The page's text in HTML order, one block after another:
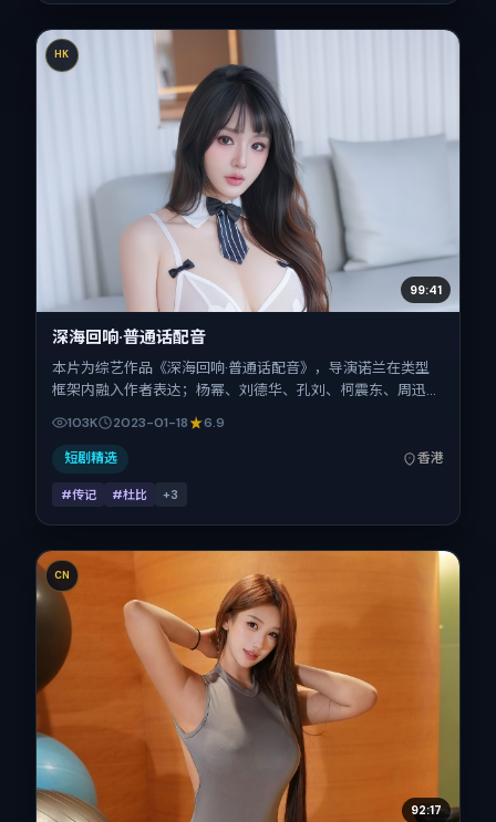
HK
99:41
深海回响·普通话配音
本片为综艺作品《深海回响·普通话配音》，导演诺兰在类型
框架内融入作者表达；杨幂、刘德华、孔刘、柯震东、周迅、
沈腾在片中承担多重关系线。故事类型为传记，主拍摄地与出
品背景为中国香港。上映时间 2023年1月18日（公映登记日
2023-01-18），全片125分钟，节奏张弛有度。
103K 2023-01-18 6.9
短剧精选 香港
#传记 #杜比 +3
CN
92:17